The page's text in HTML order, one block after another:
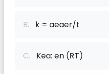
B. k = aeaer/t
C. Kea: en (RT)